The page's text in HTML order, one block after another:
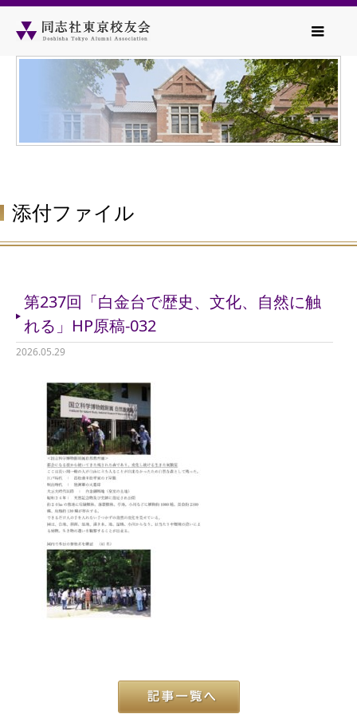
添付ファイル
第237回「白金台で歴史、文化、自然に触
れる」HP原稿-032
2026.05.29